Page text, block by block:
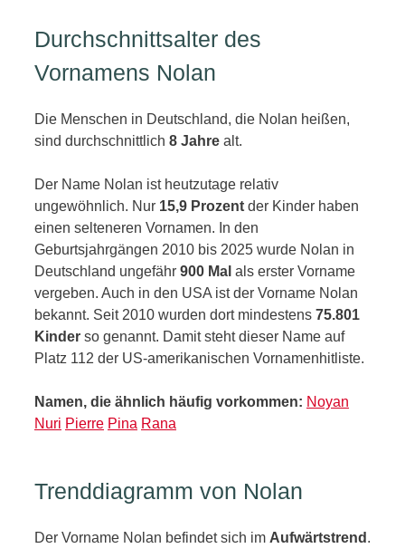
Durchschnittsalter des
Vornamens Nolan
Die Menschen in Deutschland, die Nolan heißen,
sind durchschnittlich 8 Jahre alt.
Der Name Nolan ist heutzutage relativ
ungewöhnlich. Nur 15,9 Prozent der Kinder haben
einen selteneren Vornamen. In den
Geburtsjahrgängen 2010 bis 2025 wurde Nolan in
Deutschland ungefähr 900 Mal als erster Vorname
vergeben. Auch in den USA ist der Vorname Nolan
bekannt. Seit 2010 wurden dort mindestens 75.801
Kinder so genannt. Damit steht dieser Name auf
Platz 112 der US-amerikanischen Vornamenhitliste.
Namen, die ähnlich häufig vorkommen: Noyan
Nuri Pierre Pina Rana
Trenddiagramm von Nolan
Der Vorname Nolan befindet sich im Aufwärtstrend .